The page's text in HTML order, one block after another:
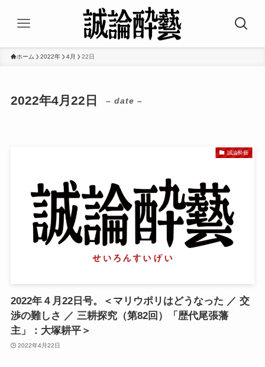
ホーム 2022年 4月 22日
2022年4月22日 – date –
誠論酔藝
2022年４月22日号。＜マリウポリはどうなった ／ 交
渉の難しさ ／ 三耕探究（第82回）「歴代尾張藩
主」：大塚耕平＞
2022年4月22日